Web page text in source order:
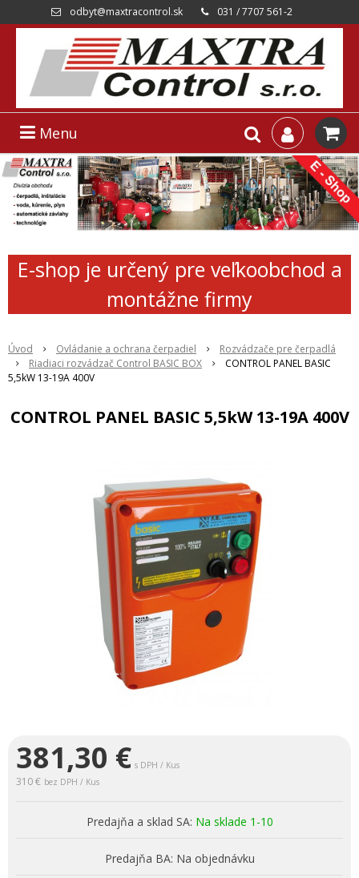
odbyt@maxtracontrol.sk 031 / 7707 561-2
Menu
E-shop je určený pre veľkoobchod a
montážne firmy
Úvod Ovládanie a ochrana čerpadiel
Rozvádzače pre čerpadlá
Riadiaci rozvádzač Control BASIC BOX
CONTROL PANEL BASIC
5,5kW 13-19A 400V
CONTROL PANEL BASIC 5,5kW 13-19A 400V
381,30 € s DPH / Kus
310 € bez DPH / Kus
Predajňa a sklad SA: Na sklade 1-10
Predajňa BA: Na objednávku